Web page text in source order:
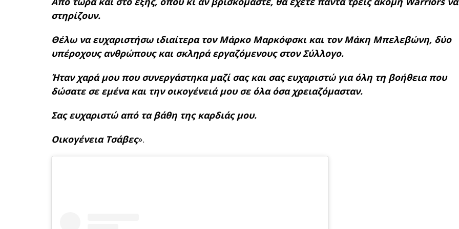
στηρίζουν.
Θέλω να ευχαριστήσω ιδιαίτερα τον Μάρκο Μαρκόφσκι και τον Μάκη Μπελεβώνη, δύο
υπέροχους ανθρώπους και σκληρά εργαζόμενους στον Σύλλογο.
Ήταν χαρά μου που συνεργάστηκα μαζί σας και σας ευχαριστώ για όλη τη βοήθεια που
δώσατε σε εμένα και την οικογένειά μου σε όλα όσα χρειαζόμασταν.
Σας ευχαριστώ από τα βάθη της καρδιάς μου.
Οικογένεια Τσάβες».